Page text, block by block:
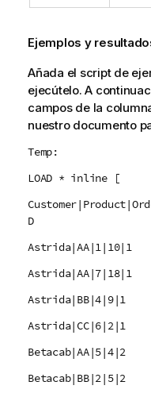
Ejemplos y
Añada el script de
ejecútelo. A
campos de la
nuestro documento
Temp:
LOAD * inline [
D
Astrida|AA|1|10|1
Astrida|AA|7|18|1
Astrida|BB|4|9|1
Astrida|CC|6|2|1
Betacab|AA|5|4|2
Betacab|BB|2|5|2